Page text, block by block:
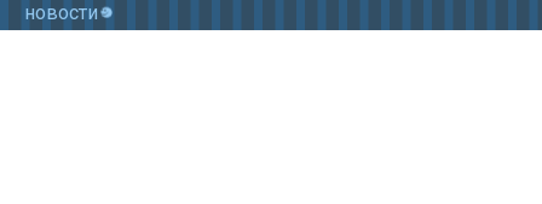
новости